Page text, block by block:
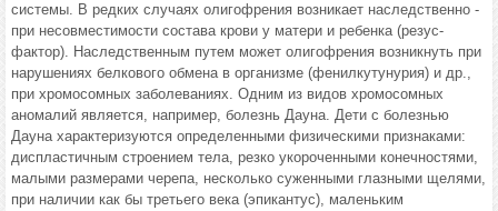
системы. В редких случаях олигофрения возникает наследственно -
при несовместимости состава крови у матери и ребенка (резус-
фактор). Наследственным путем может олигофрения возникнуть при
нарушениях белкового обмена в организме (фенилкутунурия) и др.,
при хромосомных заболеваниях. Одним из видов хромосомных
аномалий является, например, болезнь Дауна. Дети с болезнью
Дауна характеризуются определенными физическими признаками:
диспластичным строением тела, резко укороченными конечностями,
малыми размерами черепа, несколько суженными глазными щелями,
при наличии как бы третьего века (эпикантус), маленьким